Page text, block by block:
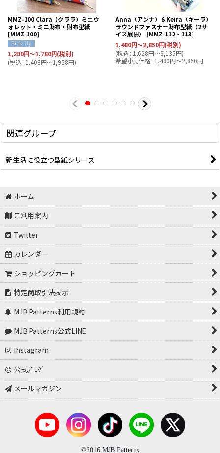
MMZ-100 Clara（クララ）ミニウ
ォレット・ミニ財布・財布型紙
[MMZ-100]
1,280円～1,780円(税別)
(税込: 1,408円～1,958円)
Anna（アンナ）＆Keira（キーラ）
ラウンドファスナー財布型紙（2サ
イズ展開）
[MMZ-112・113]
1,480円～2,850円(税別)
(税込: 1,628円～3,135円)
希望小売価格: 1,480円～2,850円
関連グループ
新生活に役立つ型紙シリーズ
ホーム
ご利用案内
Twitter
カレンダー
ショッピングカート
特定商取引法表示
MJB Patterns利用規約
MJB Patterns公式LINE
Instagram
公式ﾌﾞﾛｸﾞ
メールマガジン
©2016 MJB Patterns